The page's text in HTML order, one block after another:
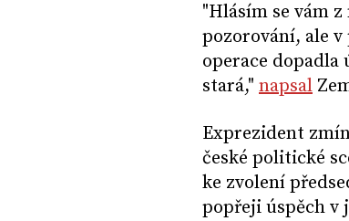
"Hlásím se vám
pozorování, ale
operace dopadla
stará," napsal
Exprezident
české politické
ke zvolení
popřeji úspěch v